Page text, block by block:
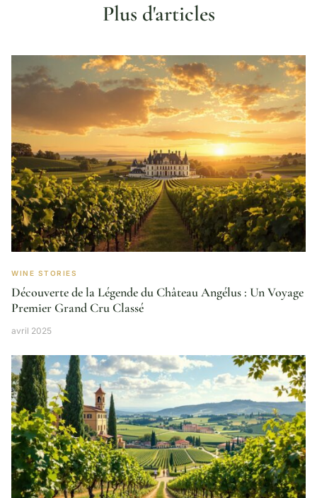
Plus d'articles
WINE STORIES
Découverte de la Légende du Château Angélus : Un Voyage
Premier Grand Cru Classé
avril 2025